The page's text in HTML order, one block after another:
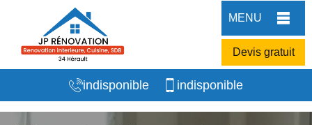
MENU
Devis gratuit
indisponible indisponible